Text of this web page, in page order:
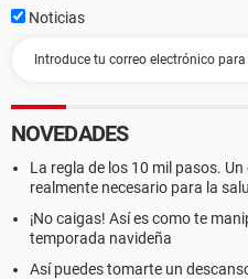
Noticias
NOVEDADES
La regla de los 10 mil pasos.
realmente necesario para la
¡No caigas! Así es como te
temporada navideña
Así puedes tomarte un